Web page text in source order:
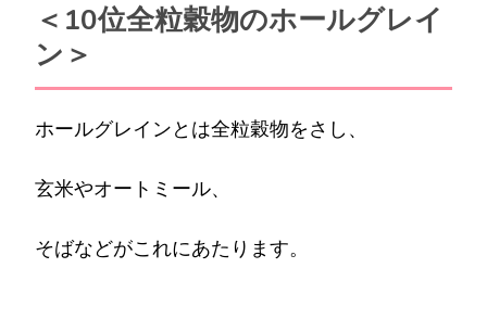
＜10位全粒穀物のホールグレイ
ン＞
ホールグレインとは全粒穀物をさし、
玄米やオートミール、
そばなどがこれにあたります。